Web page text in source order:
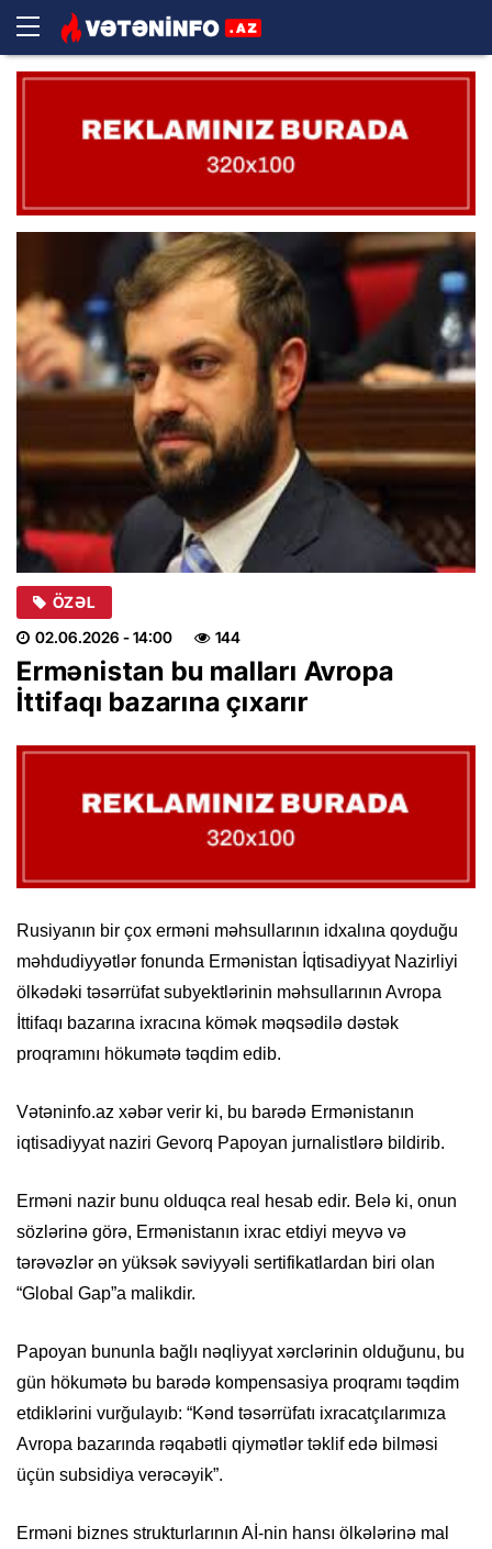
ÖZƏL
02.06.2026 - 14:00 144
Ermənistan bu malları Avropa
İttifaqı bazarına çıxarır
Rusiyanın bir çox erməni məhsullarının idxalına qoyduğu
məhdudiyyətlər fonunda Ermənistan İqtisadiyyat Nazirliyi
ölkədəki təsərrüfat subyektlərinin məhsullarının Avropa
İttifaqı bazarına ixracına kömək məqsədilə dəstək
proqramını hökumətə təqdim edib.
Vətəninfo.az xəbər verir ki, bu barədə Ermənistanın
iqtisadiyyat naziri Gevorq Papoyan jurnalistlərə bildirib.
Erməni nazir bunu olduqca real hesab edir. Belə ki, onun
sözlərinə görə, Ermənistanın ixrac etdiyi meyvə və
tərəvəzlər ən yüksək səviyyəli sertifikatlardan biri olan
“Global Gap”a malikdir.
Papoyan bununla bağlı nəqliyyat xərclərinin olduğunu, bu
gün hökumətə bu barədə kompensasiya proqramı təqdim
etdiklərini vurğulayıb: “Kənd təsərrüfatı ixracatçılarımıza
Avropa bazarında rəqabətli qiymətlər təklif edə bilməsi
üçün subsidiya verəcəyik”.
Erməni biznes strukturlarının Aİ-nin hansı ölkələrinə mal